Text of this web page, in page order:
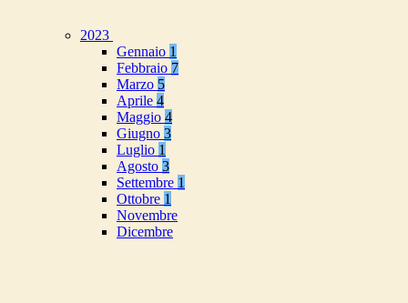
2023
Gennaio 1
Febbraio 7
Marzo 5
Aprile 4
Maggio 4
Giugno 3
Luglio 1
Agosto 3
Settembre 1
Ottobre 1
Novembre
Dicembre